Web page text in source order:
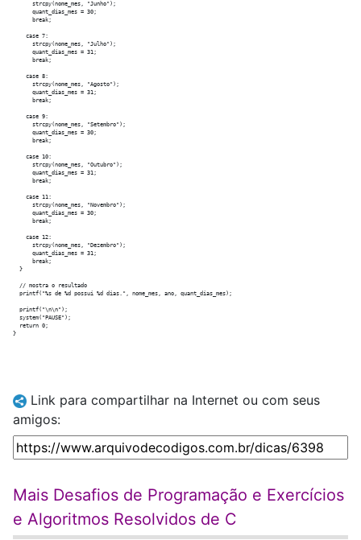
      strcpy(nome_mes, "Junho");
      quant_dias_mes = 30;
      break;
    case 7:
      strcpy(nome_mes, "Julho");
      quant_dias_mes = 31;
      break;
    case 8:
      strcpy(nome_mes, "Agosto");
      quant_dias_mes = 31;
      break;
    case 9:
      strcpy(nome_mes, "Setembro");
      quant_dias_mes = 30;
      break;
    case 10:
      strcpy(nome_mes, "Outubro");
      quant_dias_mes = 31;
      break;
    case 11:
      strcpy(nome_mes, "Novembro");
      quant_dias_mes = 30;
      break;
    case 12:
      strcpy(nome_mes, "Dezembro");
      quant_dias_mes = 31;
      break;
  }
  // mostra o resultado
  printf("%s de %d possui %d dias.", nome_mes, ano, quant_dias_mes);
  printf("\n\n");
  system("PAUSE");
  return 0;
Link para compartilhar na Internet ou com seus
amigos:
Mais Desafios de Programação e Exercícios
e Algoritmos Resolvidos de C